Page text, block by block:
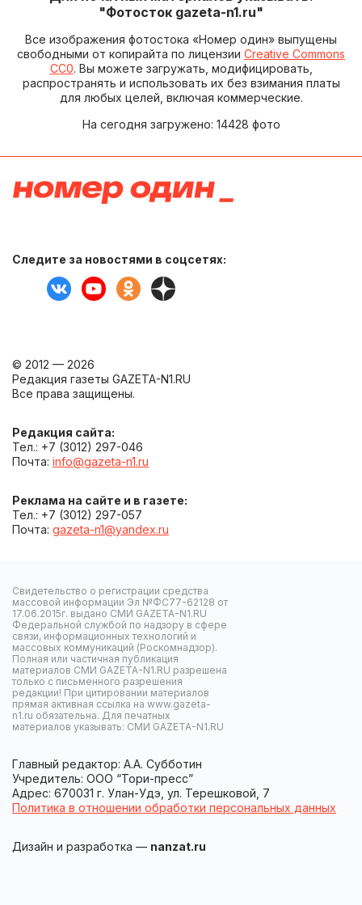
"Фотосток gazeta-n1.ru"
Все изображения фотостока «Номер один» выпущены
свободными от копирайта по лицензии Creative Commons
CC0. Вы можете загружать, модифицировать,
распространять и использовать их без взимания платы
для любых целей, включая коммерческие.
На сегодня загружено: 14428 фото
Следите за новостями в соцсетях:
© 2012 — 2026
Редакция газеты GAZETA-N1.RU
Все права защищены.
Редакция сайта:
Тел.: +7 (3012) 297-046
Почта: info@gazeta-n1.ru
Реклама на сайте и в газете:
Тел.: +7 (3012) 297-057
Почта: gazeta-n1@yandex.ru
Свидетельство о регистрации средства
массовой информации Эл №ФС77-62128 от
17.06.2015г. выдано СМИ GAZETA-N1.RU
Федеральной службой по надзору в сфере
связи, информационных технологий и
массовых коммуникаций (Роскомнадзор).
Полная или частичная публикация
материалов СМИ GAZETA-N1.RU разрешена
только с письменного разрешения
редакции! При цитировании материалов
прямая активная ссылка на www.gazeta-
n1.ru обязательна. Для печатных
материалов указывать: СМИ GAZETA-N1.RU
Главный редактор: А.А. Субботин
Учредитель: ООО “Тори-пресс”
Адрес: 670031 г. Улан-Удэ, ул. Терешковой, 7
Политика в отношении обработки персональных данных
Дизайн и разработка — nanzat.ru